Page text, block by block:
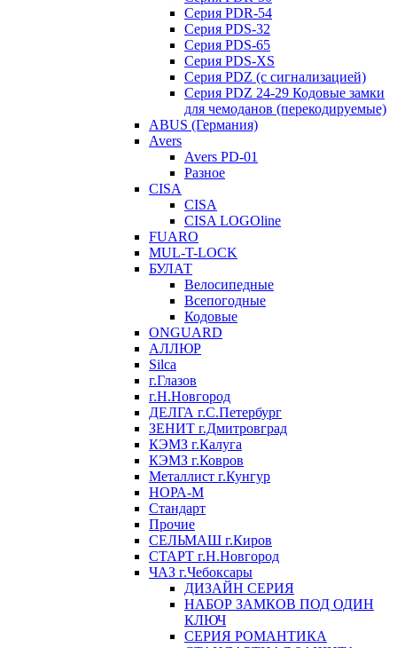
Серия PDR-54
Серия PDS-32
Серия PDS-65
Серия PDS-XS
Серия PDZ (с сигнализацией)
Серия PDZ 24-29 Кодовые замки
для чемоданов (перекодируемые)
ABUS (Германия)
Avers
Avers PD-01
Разное
CISA
CISA
CISA LOGOline
FUARO
MUL-T-LOCK
БУЛАТ
Велосипедные
Всепогодные
Кодовые
ONGUARD
АЛЛЮР
Silca
г.Глазов
г.Н.Новгород
ДЕЛГА г.С.Петербург
ЗЕНИТ г.Дмитровград
КЭМЗ г.Калуга
КЭМЗ г.Ковров
Металлист г.Кунгур
НОРА-М
Стандарт
Прочие
СЕЛЬМАШ г.Киров
СТАРТ г.Н.Новгород
ЧАЗ г.Чебоксары
ДИЗАЙН СЕРИЯ
НАБОР ЗАМКОВ ПОД ОДИН
КЛЮЧ
СЕРИЯ РОМАНТИКА